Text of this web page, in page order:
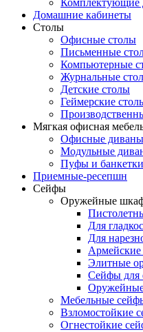
Комплектующие
Домашние кабинеты
Столы
Офисные столы
Письменные
Компьютерные
Журнальные
Детские столы
Геймерские
Мягкая офисная
Офисные диваны
Модульные
Пуфы и банкетки
Приемные-ресепшн
Сейфы
Оружейные
Для
Для
Элитные
Сейфы для
Мебельные
Взломостойкие
Огнестойкие